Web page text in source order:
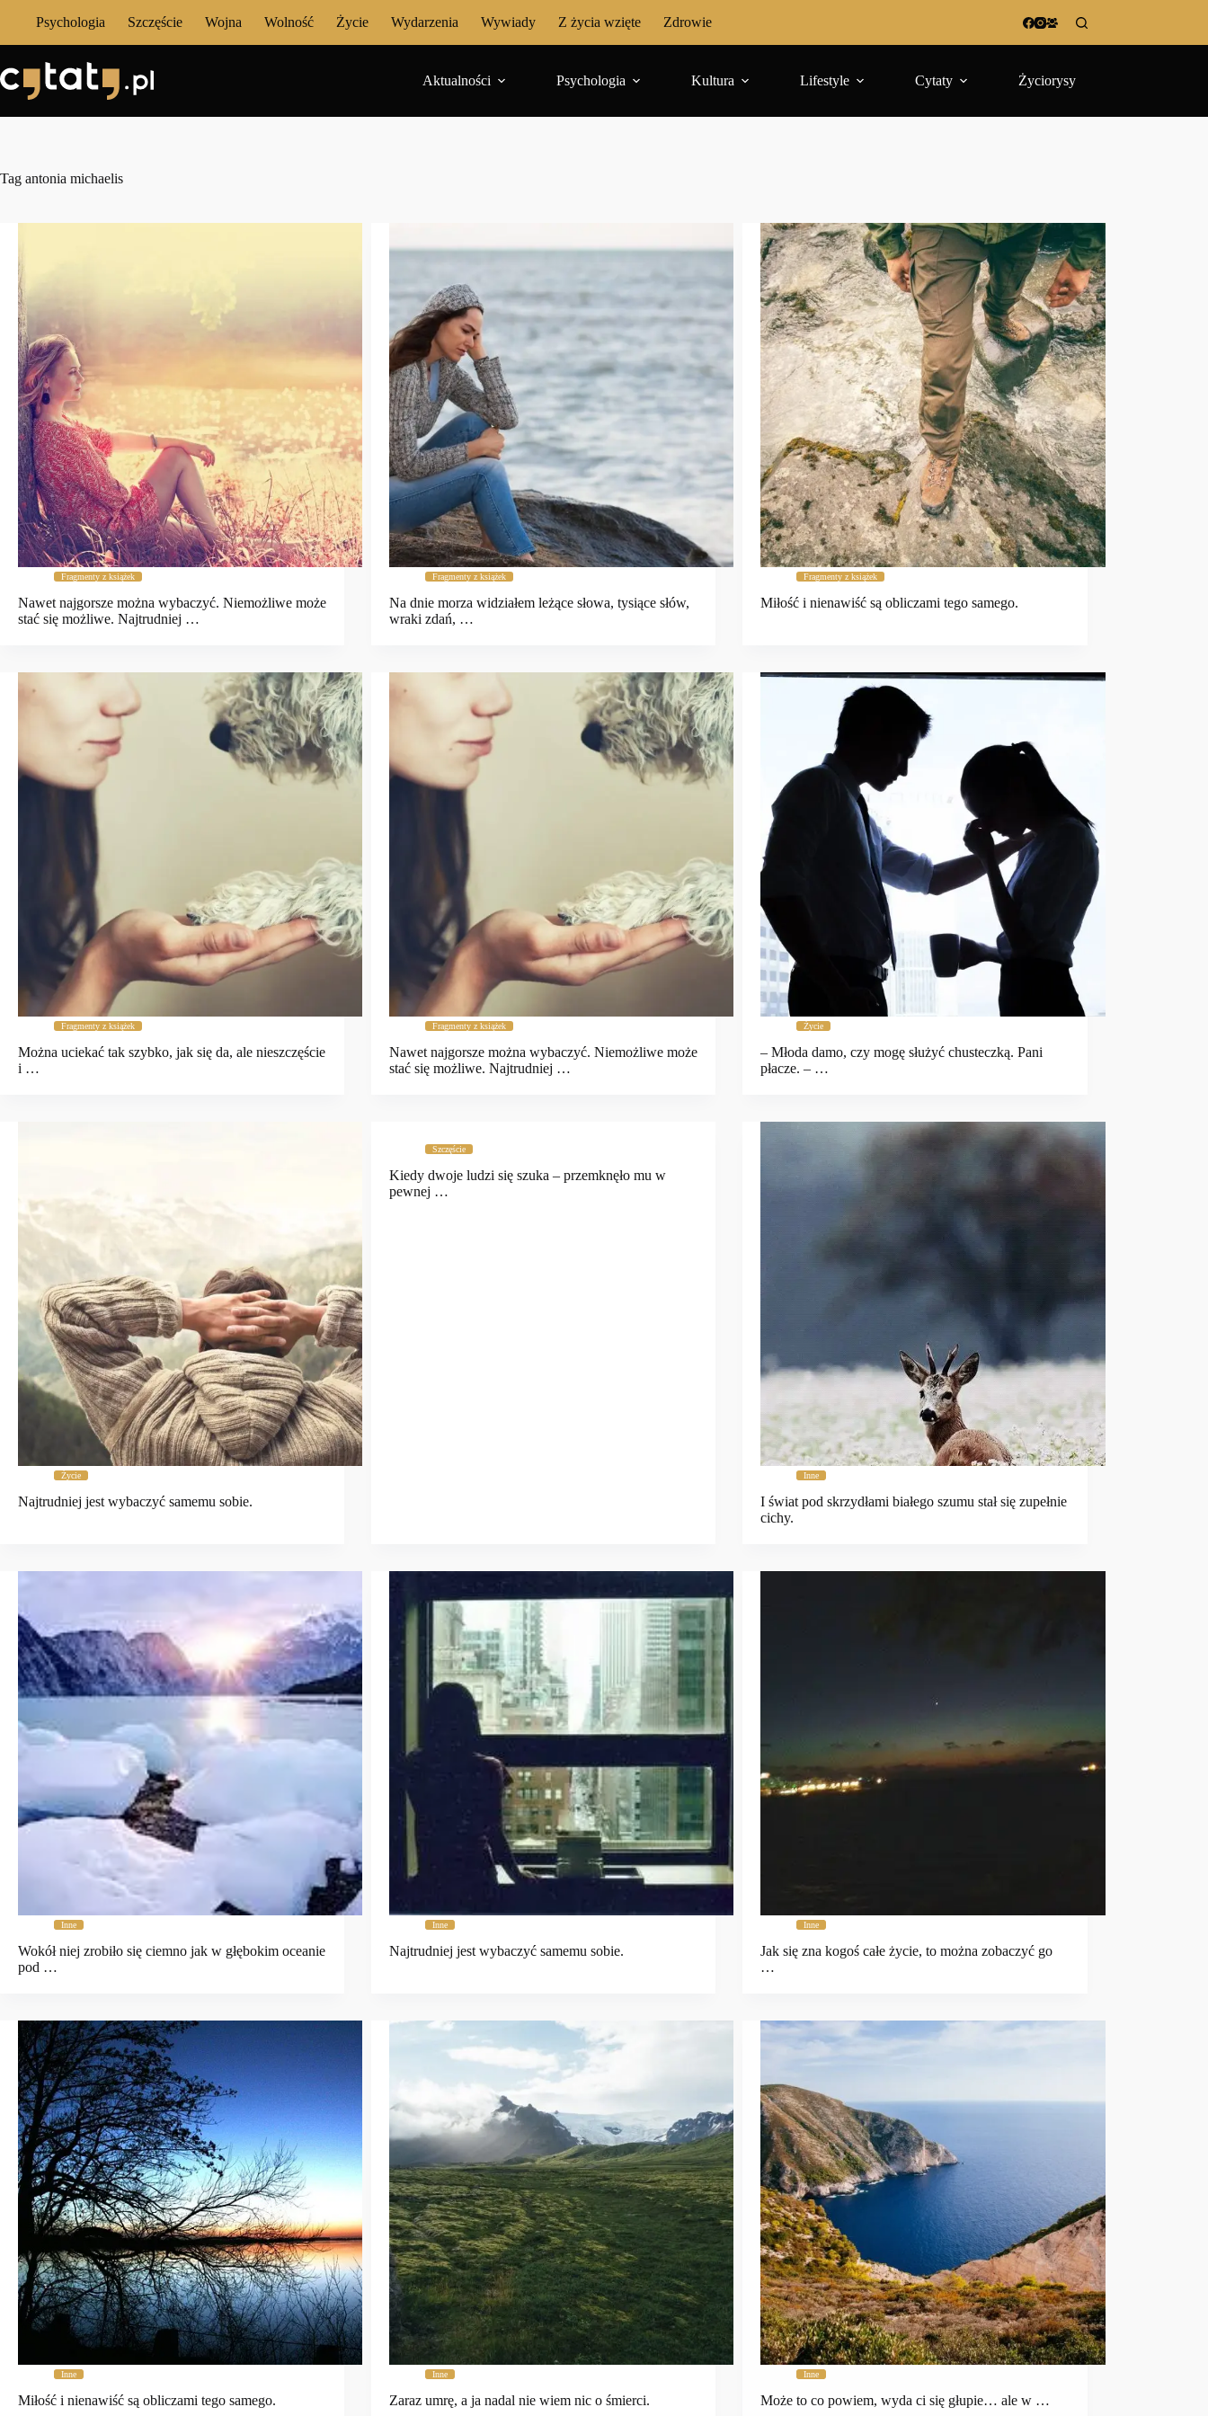
Psychologia Szczęście Wojna Wolność Życie Wydarzenia Wywiady Z życia wzięte Zdrowie
Aktualności Psychologia Kultura Lifestyle Cytaty Życiorysy
Tag antonia michaelis
Fragmenty z książek
Nawet najgorsze można wybaczyć. Niemożliwe może
stać się możliwe. Najtrudniej …
Fragmenty z książek
Na dnie morza widziałem leżące słowa, tysiące słów,
wraki zdań, …
Fragmenty z książek
Miłość i nienawiść są obliczami tego samego.
Fragmenty z książek
Można uciekać tak szybko, jak się da, ale nieszczęście
i …
Fragmenty z książek
Nawet najgorsze można wybaczyć. Niemożliwe może
stać się możliwe. Najtrudniej …
Życie
– Młoda damo, czy mogę służyć chusteczką. Pani
płacze. – …
Życie
Najtrudniej jest wybaczyć samemu sobie.
Szczęście
Kiedy dwoje ludzi się szuka – przemknęło mu w
pewnej …
Inne
I świat pod skrzydłami białego szumu stał się zupełnie
cichy.
Inne
Wokół niej zrobiło się ciemno jak w głębokim oceanie
pod …
Inne
Najtrudniej jest wybaczyć samemu sobie.
Inne
Jak się zna kogoś całe życie, to można zobaczyć go
…
Inne
Miłość i nienawiść są obliczami tego samego.
Inne
Zaraz umrę, a ja nadal nie wiem nic o śmierci.
Inne
Może to co powiem, wyda ci się głupie… ale w …